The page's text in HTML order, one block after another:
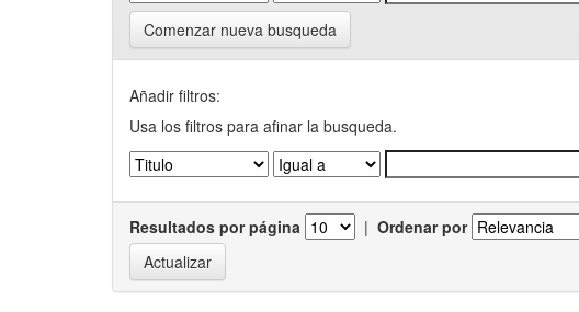
Comenzar nueva busqueda
Añadir filtros:
Usa los filtros para afinar la busqueda.
Resultados por página | Ordenar por